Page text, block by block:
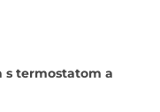
termostatom a